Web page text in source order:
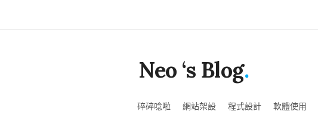
Neo ‘s Blog.
碎碎唸啦 網站架設 程式設計 軟體使用